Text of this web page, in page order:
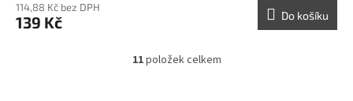
114,88 Kč bez DPH
139 Kč Do košíku
O
11položek celkem